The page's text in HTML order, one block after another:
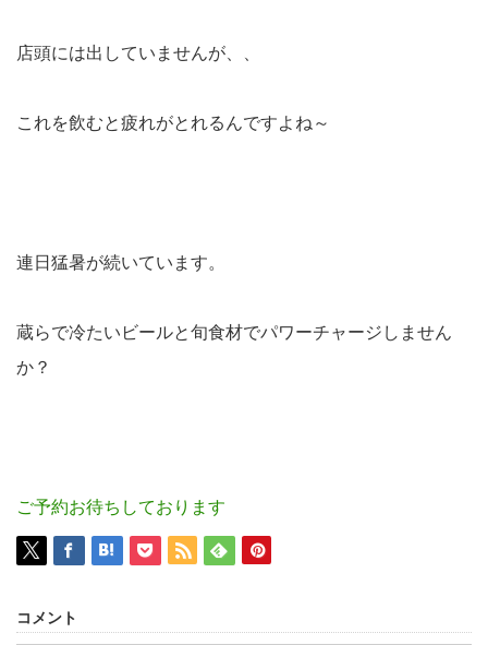
店頭には出していませんが、、
これを飲むと疲れがとれるんですよね～
連日猛暑が続いています。
蔵らで冷たいビールと旬食材でパワーチャージしません
か？
ご予約お待ちしております
コメント